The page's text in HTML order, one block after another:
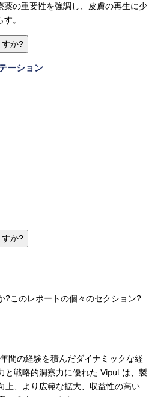
薬の重要性を強調し、皮膚の再生に少
。
すか?
ーション
すか?
?このレポートの個々のセクション?
間の経験を積んだダイナミックな経
と戦略的洞察力に優れた Vipul は、製
上、より広範な拡大、収益性の高い